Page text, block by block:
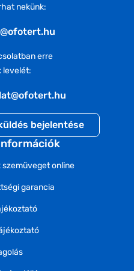
nekünk:
erre
levelét:
bejelentése
online
garancia